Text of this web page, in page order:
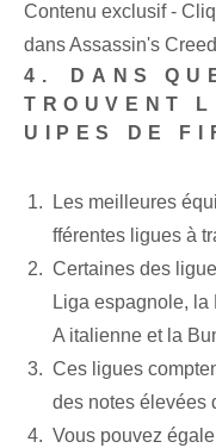
Contenu exclusif -
dans Assassin's
4.⁣ DANS
TROUVENT
UIPES DE
Les meilleures
fférentes ligues à
Certaines des
Liga espagnole,
A italienne et la
Ces ligues
des notes élevées
Vous pouvez